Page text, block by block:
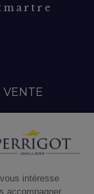
intéresse
accompagner
VENTE